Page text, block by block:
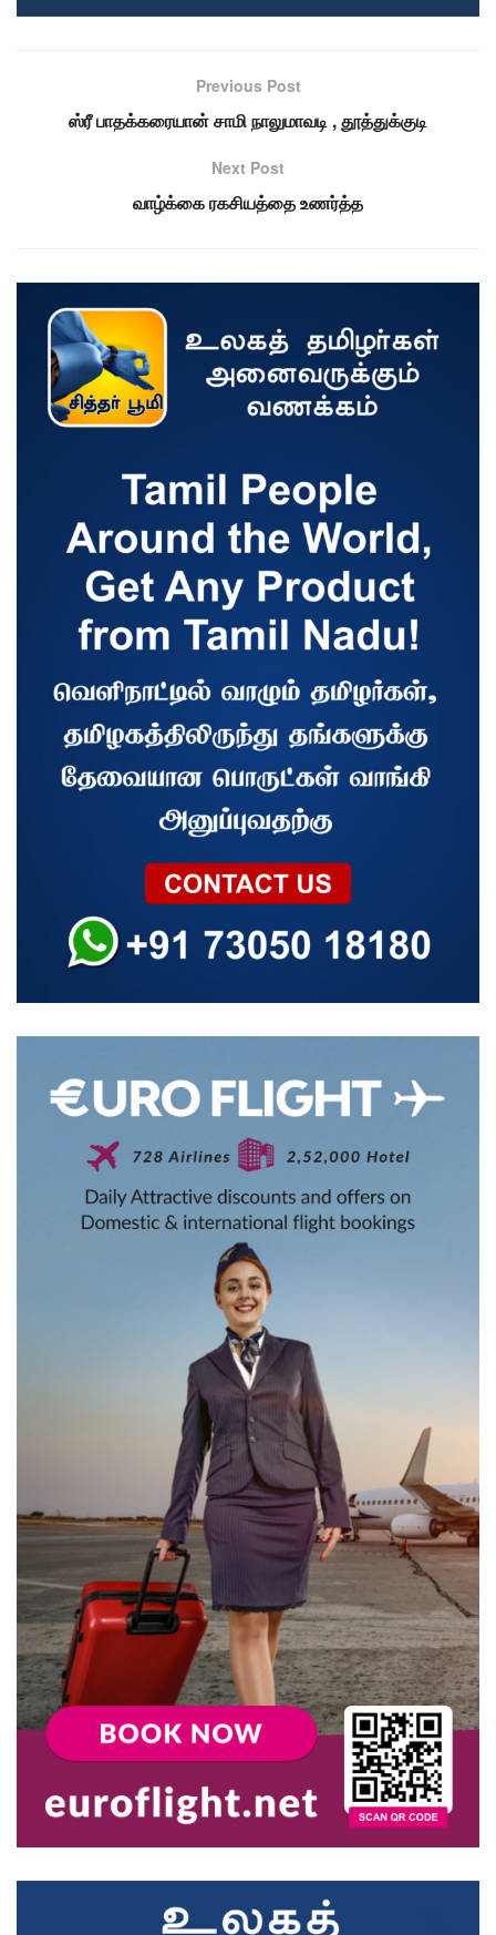
Previous Post
ஸ்ரீ பாதக்கரையான் சாமி நாலுமாவடி , தூத்துக்குடி
Next Post
வாழ்க்கை ரகசியத்தை உணர்த்த